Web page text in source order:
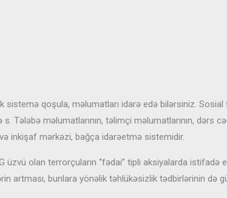
qoşula, məlumatları idarə edə bilərsiniz.
Tələbə məlumatlarının, təlimçi məlumatlarının, dərs
inkişaf mərkəzi, bağça idarəetmə sistemidir.
olan terrorçuların “fədai” tipli aksiyalarda istifadə
artması, bunlara yönəlik təhlükəsizlik tədbirlərinin də